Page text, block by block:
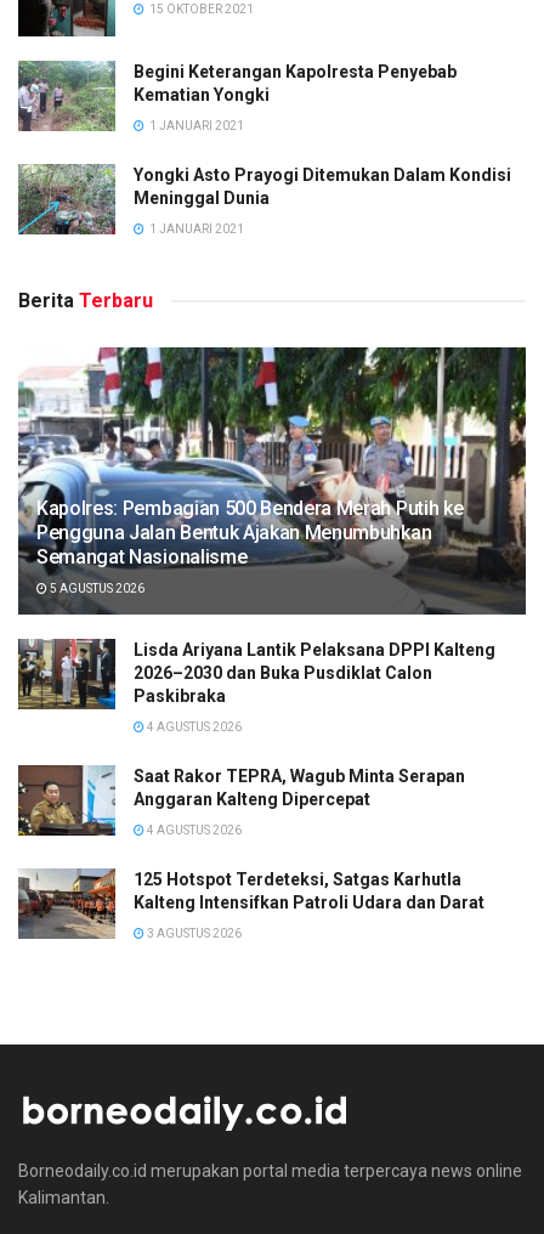
15 OKTOBER 2021
Begini Keterangan Kapolresta Penyebab
Kematian Yongki
1 JANUARI 2021
Yongki Asto Prayogi Ditemukan Dalam Kondisi
Meninggal Dunia
1 JANUARI 2021
Berita Terbaru
Kapolres: Pembagian 500 Bendera Merah Putih ke
Pengguna Jalan Bentuk Ajakan Menumbuhkan
Semangat Nasionalisme
5 AGUSTUS 2026
Lisda Ariyana Lantik Pelaksana DPPI Kalteng
2026–2030 dan Buka Pusdiklat Calon
Paskibraka
4 AGUSTUS 2026
Saat Rakor TEPRA, Wagub Minta Serapan
Anggaran Kalteng Dipercepat
4 AGUSTUS 2026
125 Hotspot Terdeteksi, Satgas Karhutla
Kalteng Intensifkan Patroli Udara dan Darat
3 AGUSTUS 2026
Borneodaily.co.id merupakan portal media terpercaya news online
Kalimantan.